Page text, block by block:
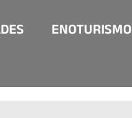
ENOTURISMO